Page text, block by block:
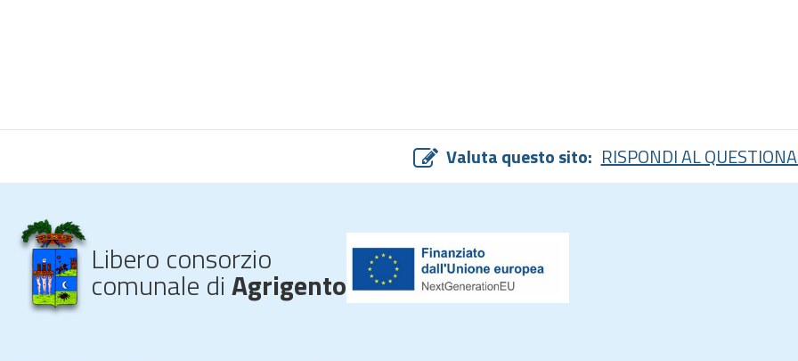
Valuta questo sito: RISPONDI AL
Libero consorzio
comunale diAgrigento